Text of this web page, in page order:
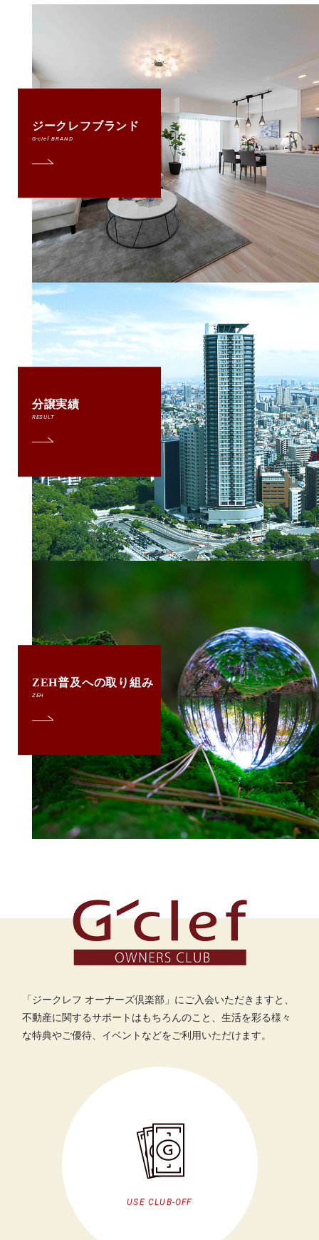
ジークレフブランド
G-clef BRAND
分譲実績
RESULT
ZEH普及への取り組み
ZEH
「ジークレフ オーナーズ倶楽部」にご入会いただきますと、
不動産に関するサポートはもちろんのこと、生活を彩る様々
な特典やご優待、イベントなどをご利用いただけます。
USE CLUB-OFF